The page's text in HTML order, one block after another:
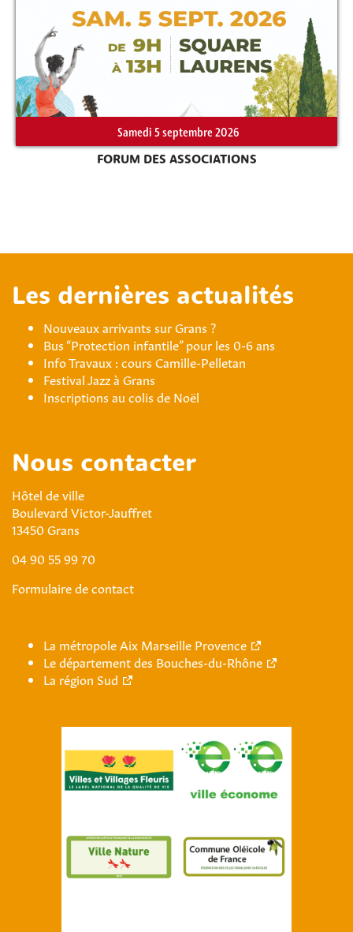
Samedi 5 septembre 2026
FORUM DES ASSOCIATIONS
Les dernières actualités
Nouveaux arrivants sur Grans ?
Bus “Protection infantile” pour les 0-6 ans
Info Travaux : cours Camille-Pelletan
Festival Jazz à Grans
Inscriptions au colis de Noël
Nous contacter
Hôtel de ville
Boulevard Victor-Jauffret
13450 Grans
04 90 55 99 70
Formulaire de contact
La métropole Aix Marseille Provence
Le département des Bouches-du-Rhône
La région Sud